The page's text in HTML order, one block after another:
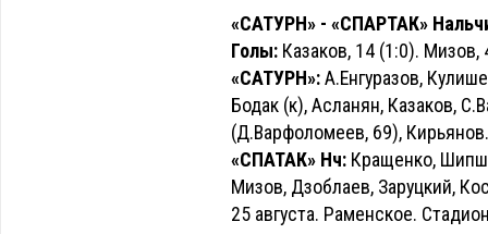
«САТУРН» - «СПАРТАК»
Голы: Казаков, 14 (1:0). Мизов,
«САТУРН»:А.Енгуразов,
Бодак (к), Асланян, Казаков,
(Д.Варфоломеев, 69), Кирьянов.
«СПАТАК» Нч: Кращенко,
Мизов, Дзоблаев, Заруцкий,
25 августа. Раменское.